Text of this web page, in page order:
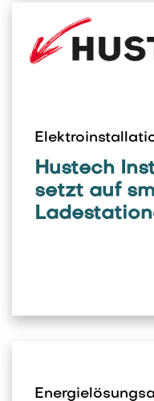
Hustech
setzt auf